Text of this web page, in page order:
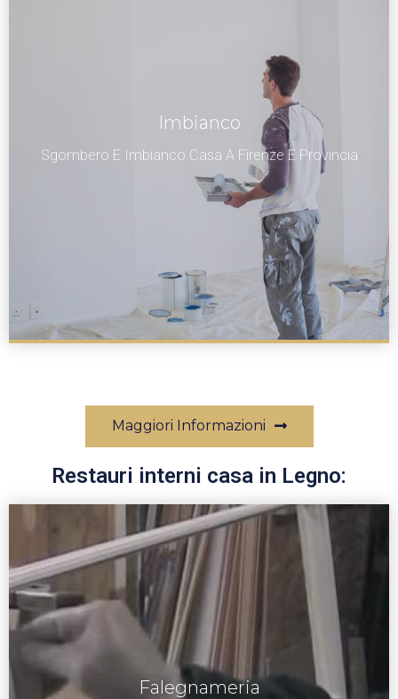
Imbianco
Sgombero E Imbianco Casa A Firenze E Provincia
Maggiori Informazioni
Restauri interni casa in Legno:
Falegnameria